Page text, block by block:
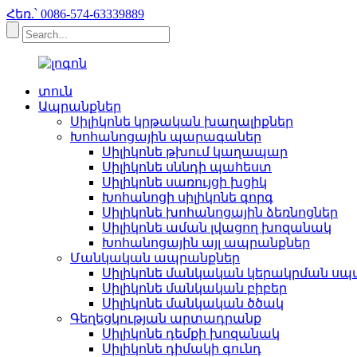
Հեռ.՝ 0086-574-63339889
տուն
Ապրանքներ
Սիլիկոնե կրթական խաղալիքներ
Խոհանոցային պարագաներ
Սիլիկոնե թխում կաղապար
Սիլիկոնե սննդի պահեստ
Սիլիկոնե սառույցի խցիկ
Խոհանոցի սիլիկոնե գորգ
Սիլիկոնե խոհանոցային ձեռնոցներ
Սիլիկոնե աման լվացող խոզանակ
Խոհանոցային այլ ապրանքներ
Մանկական ապրանքներ
Սիլիկոնե մանկական կերակրման
Սիլիկոնե մանկական բիբեր
Սիլիկոնե մանկական ծծակ
Գեղեցկության արտադրանք
Սիլիկոնե դեմքի խոզանակ
Սիլիկոնե դիմակի գունդ